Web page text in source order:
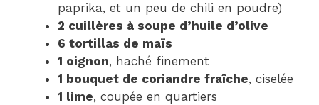
paprika, et un peu de chili en poudre)
2 cuillères à soupe d’huile d’olive
6 tortillas de maïs
1 oignon, haché finement
1 bouquet de coriandre fraîche, ciselée
1 lime, coupée en quartiers